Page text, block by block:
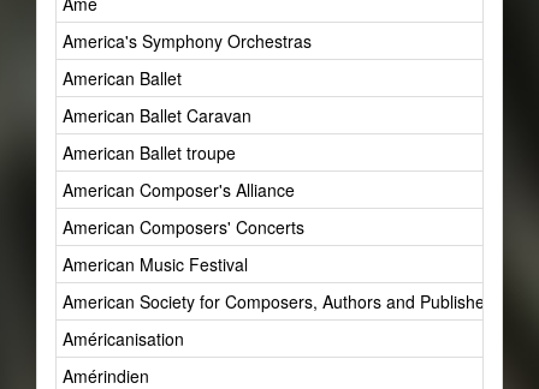
America's Symphony Orchestras
American Ballet
American Ballet Caravan
American Ballet troupe
American Composer's Alliance
American Composers' Concerts
American Music Festival
American Society for Composers, Authors and Publishers
Américanisation
Amérindien